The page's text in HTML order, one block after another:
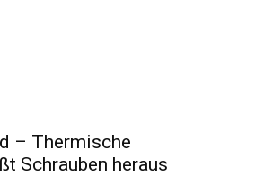
– Thermische
Schrauben heraus